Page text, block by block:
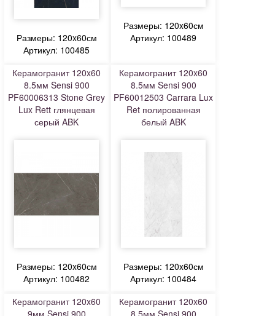
Размеры: 120x60см
Артикул: 100485
Размеры: 120x60см
Артикул: 100489
Керамогранит 120x60
8.5мм Sensi 900
PF60006313 Stone Grey
Lux Rett глянцевая
серый ABK
Размеры: 120x60см
Артикул: 100482
Керамогранит 120x60
8.5мм Sensi 900
PF60012503 Carrara Lux
Ret полированная
белый ABK
Размеры: 120x60см
Артикул: 100484
Керамогранит 120x60
9мм Sensi 900
Керамогранит 120x60
8.5мм Sensi 900